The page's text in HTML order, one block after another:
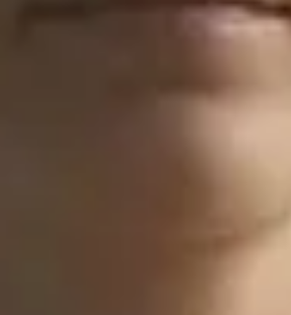
entusiasmo. Ma se non fosse pigrizia?
Sempre più spesso, dietro questi